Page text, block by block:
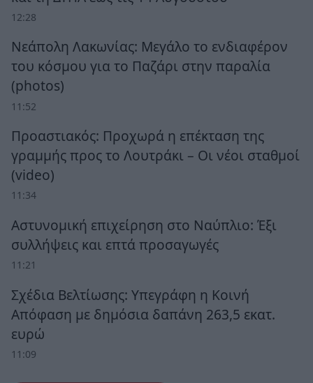
12:28
Νεάπολη Λακωνίας: Μεγάλο το ενδιαφέρον
του κόσμου για το Παζάρι στην παραλία
(photos)
11:52
Προαστιακός: Προχωρά η επέκταση της
γραμμής προς το Λουτράκι – Οι νέοι σταθμοί
(video)
11:34
Αστυνομική επιχείρηση στο Ναύπλιο: Έξι
συλλήψεις και επτά προσαγωγές
11:21
Σχέδια Βελτίωσης: Υπεγράφη η Κοινή
Απόφαση με δημόσια δαπάνη 263,5 εκατ.
ευρώ
11:09